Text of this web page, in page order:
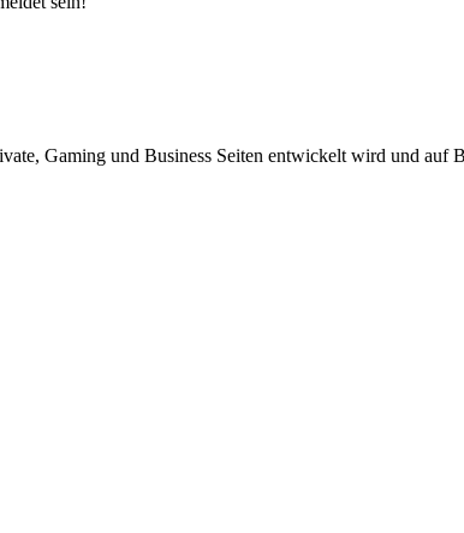
Gaming und Business Seiten entwickelt wird und auf